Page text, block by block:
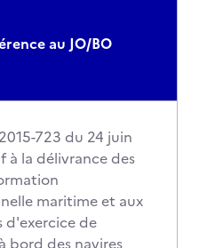
au JO/BO
723 du 24 juin
à la délivrance des
maritime et aux
d'exercice de
bord des navires